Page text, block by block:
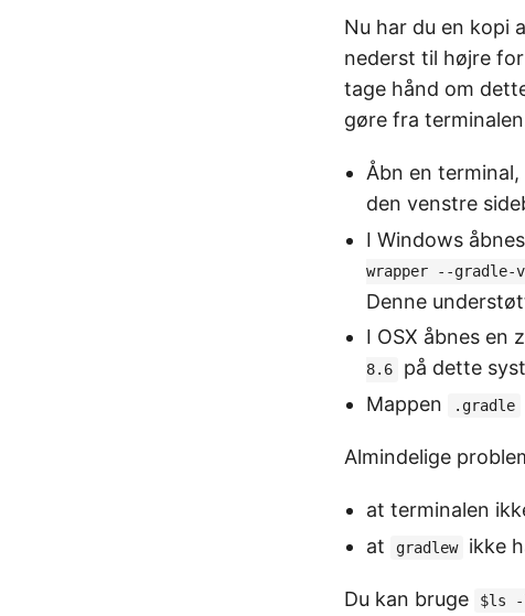
Nu har du en kopi
nederst til højre
tage hånd om
gøre fra
Åbn en
den venstre
I Windows
wrapper --gradle-
Denne
I OSX åbnes en
8.6
på dette
Mappen
.gradle
Almindelige
at terminalen
at
gradlew ikke
Du kan bruge $ls